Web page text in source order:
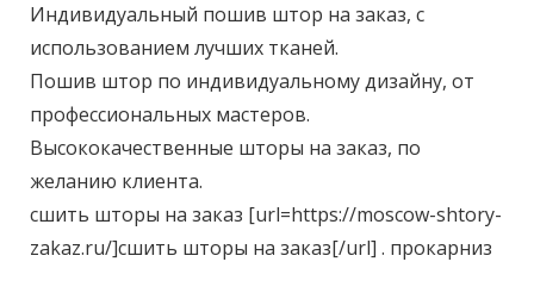
Индивидуальный пошив штор на заказ, с
использованием лучших тканей.
Пошив штор по индивидуальному дизайну, от
профессиональных мастеров.
Высококачественные шторы на заказ, по
желанию клиента.
сшить шторы на заказ [url=https://moscow-shtory-
zakaz.ru/]сшить шторы на заказ[/url] . прокарниз